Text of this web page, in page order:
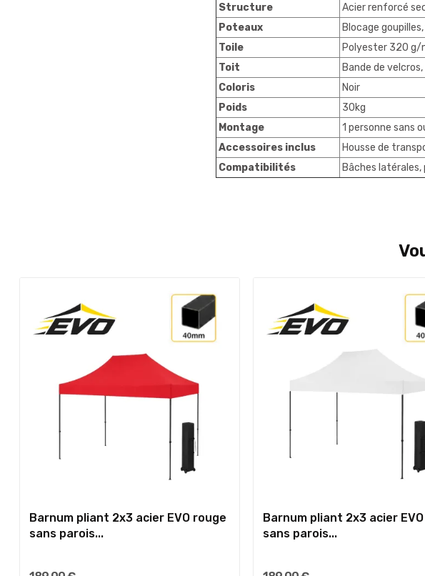
Structure
Acier renforcé
Poteaux
Blocage
Toile
Polyester 320 g/
Toit
Bande de
Coloris
Noir
Poids
30kg
Montage
1 personne sans
Accessoires inclus
Housse de
Compatibilités
Bâches
Barnum pliant 2x3 acier EVO rouge
sans parois...
Barnum pliant 2x3 acier
sans parois...